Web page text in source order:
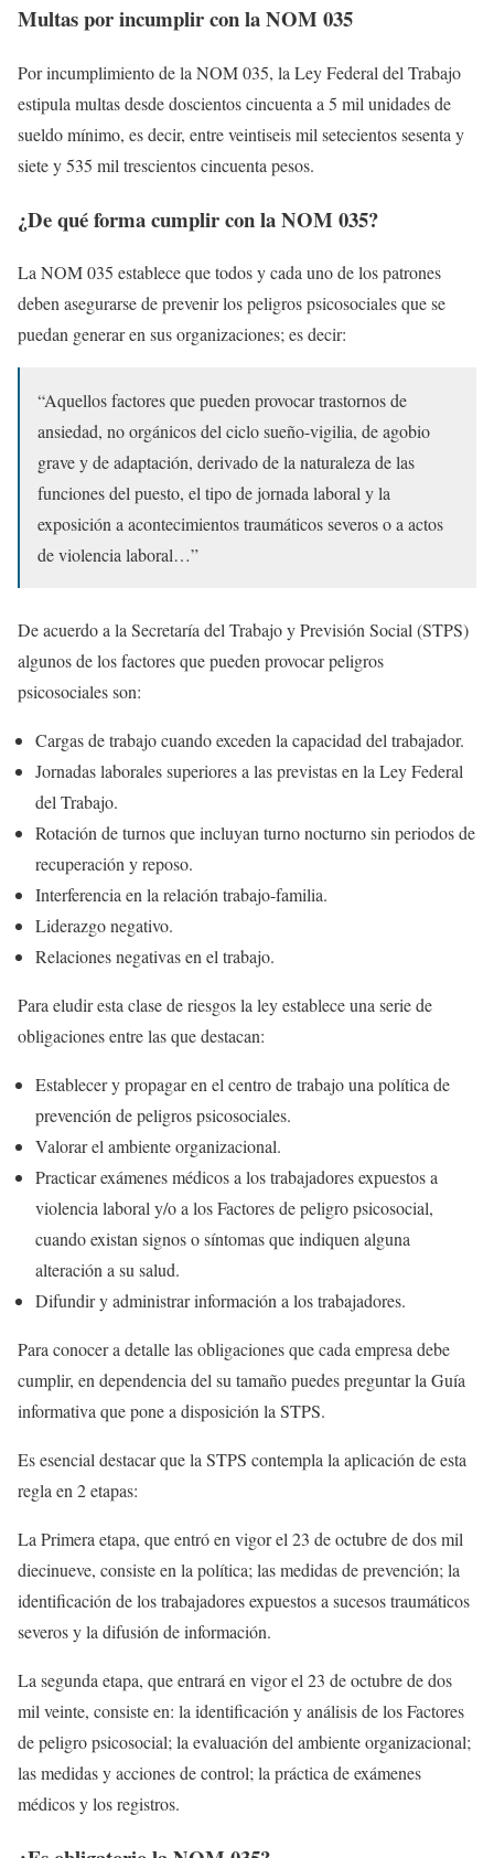
Multas por incumplir con la NOM 035
Por incumplimiento de la NOM 035, la Ley Federal del Trabajo
estipula multas desde doscientos cincuenta a 5 mil unidades de
sueldo mínimo, es decir, entre veintiseis mil setecientos sesenta y
siete y 535 mil trescientos cincuenta pesos.
¿De qué forma cumplir con la NOM 035?
La NOM 035 establece que todos y cada uno de los patrones
deben asegurarse de prevenir los peligros psicosociales que se
puedan generar en sus organizaciones; es decir:
“Aquellos factores que pueden provocar trastornos de
ansiedad, no orgánicos del ciclo sueño-vigilia, de agobio
grave y de adaptación, derivado de la naturaleza de las
funciones del puesto, el tipo de jornada laboral y la
exposición a acontecimientos traumáticos severos o a actos
de violencia laboral…”
De acuerdo a la Secretaría del Trabajo y Previsión Social (STPS)
algunos de los factores que pueden provocar peligros
psicosociales son:
Cargas de trabajo cuando exceden la capacidad del trabajador.
Jornadas laborales superiores a las previstas en la Ley Federal
del Trabajo.
Rotación de turnos que incluyan turno nocturno sin periodos de
recuperación y reposo.
Interferencia en la relación trabajo-familia.
Liderazgo negativo.
Relaciones negativas en el trabajo.
Para eludir esta clase de riesgos la ley establece una serie de
obligaciones entre las que destacan:
Establecer y propagar en el centro de trabajo una política de
prevención de peligros psicosociales.
Valorar el ambiente organizacional.
Practicar exámenes médicos a los trabajadores expuestos a
violencia laboral y/o a los Factores de peligro psicosocial,
cuando existan signos o síntomas que indiquen alguna
alteración a su salud.
Difundir y administrar información a los trabajadores.
Para conocer a detalle las obligaciones que cada empresa debe
cumplir, en dependencia del su tamaño puedes preguntar la Guía
informativa que pone a disposición la STPS.
Es esencial destacar que la STPS contempla la aplicación de esta
regla en 2 etapas:
La Primera etapa, que entró en vigor el 23 de octubre de dos mil
diecinueve, consiste en la política; las medidas de prevención; la
identificación de los trabajadores expuestos a sucesos traumáticos
severos y la difusión de información.
La segunda etapa, que entrará en vigor el 23 de octubre de dos
mil veinte, consiste en: la identificación y análisis de los Factores
de peligro psicosocial; la evaluación del ambiente organizacional;
las medidas y acciones de control; la práctica de exámenes
médicos y los registros.